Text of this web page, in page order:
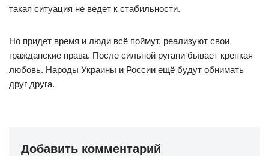
такая ситуация не ведет к стабильности.
Но придет время и люди всё поймут, реализуют свои
гражданские права. После сильной ругани бывает крепкая
любовь. Народы Украины и России ещё будут обнимать
друг друга.
Добавить комментарий